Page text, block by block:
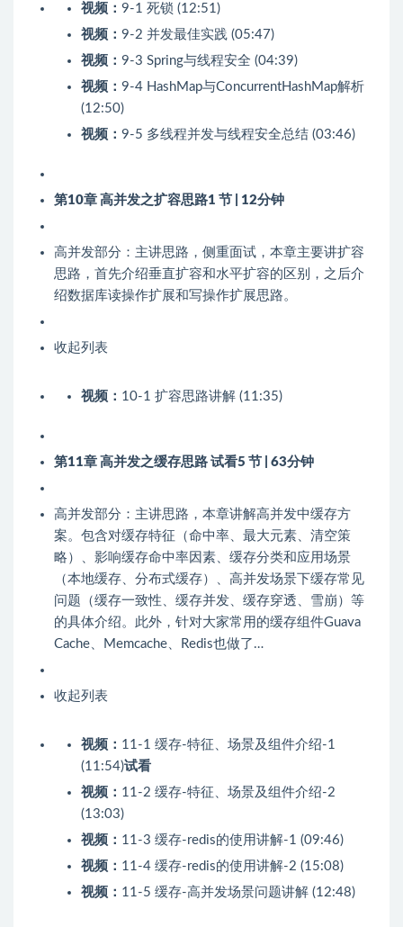
视频： 9-1 死锁 (12:51)
视频： 9-2 并发最佳实践 (05:47)
视频： 9-3 Spring与线程安全 (04:39)
视频： 9-4 HashMap与ConcurrentHashMap解析
(12:50)
视频： 9-5 多线程并发与线程安全总结 (03:46)
第10章 高并发之扩容思路1 节 | 12分钟
高并发部分：主讲思路，侧重面试，本章主要讲扩容
思路，首先介绍垂直扩容和水平扩容的区别，之后介
绍数据库读操作扩展和写操作扩展思路。
收起列表
视频： 10-1 扩容思路讲解 (11:35)
第11章 高并发之缓存思路 试看5 节 | 63分钟
高并发部分：主讲思路，本章讲解高并发中缓存方
案。包含对缓存特征（命中率、最大元素、清空策
略）、影响缓存命中率因素、缓存分类和应用场景
（本地缓存、分布式缓存）、高并发场景下缓存常见
问题（缓存一致性、缓存并发、缓存穿透、雪崩）等
的具体介绍。此外，针对大家常用的缓存组件Guava
Cache、Memcache、Redis也做了…
收起列表
视频： 11-1 缓存-特征、场景及组件介绍-1
(11:54)试看
视频： 11-2 缓存-特征、场景及组件介绍-2
(13:03)
视频： 11-3 缓存-redis的使用讲解-1 (09:46)
视频： 11-4 缓存-redis的使用讲解-2 (15:08)
视频： 11-5 缓存-高并发场景问题讲解 (12:48)